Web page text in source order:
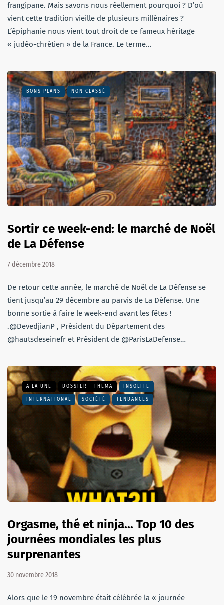
frangipane. Mais savons nous réellement pourquoi ? D’où
vient cette tradition vieille de plusieurs millénaires ?
L’épiphanie nous vient tout droit de ce fameux héritage
« judéo-chrétien » de la France. Le terme…
BONS PLANS NON CLASSÉ
Sortir ce week-end: le marché de Noël
de La Défense
7 décembre 2018
De retour cette année, le marché de Noël de La Défense se
tient jusqu’au 29 décembre au parvis de La Défense. Une
bonne sortie à faire le week-end avant les fêtes !
.@DevedjianP , Président du Département des
@hautsdeseinefr et Président de @ParisLaDefense…
A LA UNE DOSSIER - THEMA INSOLITE
INTERNATIONAL SOCIÉTÉ TENDANCES
Orgasme, thé et ninja... Top 10 des
journées mondiales les plus
surprenantes
30 novembre 2018
Alors que le 19 novembre était célébrée la « journée